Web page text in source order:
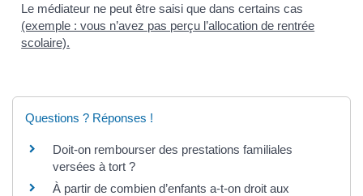
Le médiateur ne peut être saisi que dans certains cas
(exemple : vous n’avez pas perçu l’allocation de rentrée
scolaire).
Questions ? Réponses !
Doit-on rembourser des prestations familiales
versées à tort ?
À partir de combien d’enfants a-t-on droit aux